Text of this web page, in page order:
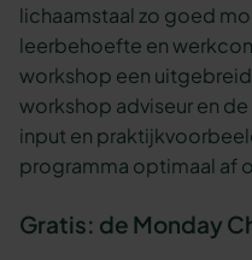
lichaamstaal zo goed
leerbehoefte en
workshop een
workshop adviseur en
input en
programma optimaal af
Gratis: de Monday